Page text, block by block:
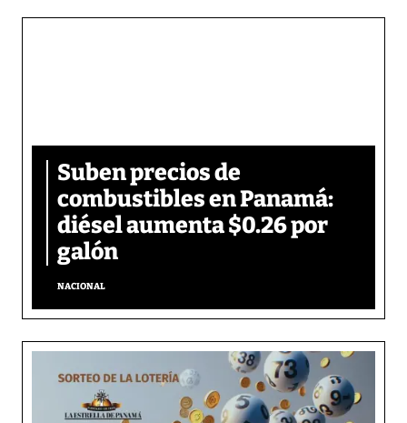
Suben precios de
combustibles en Panamá:
diésel aumenta $0.26 por
galón
NACIONAL